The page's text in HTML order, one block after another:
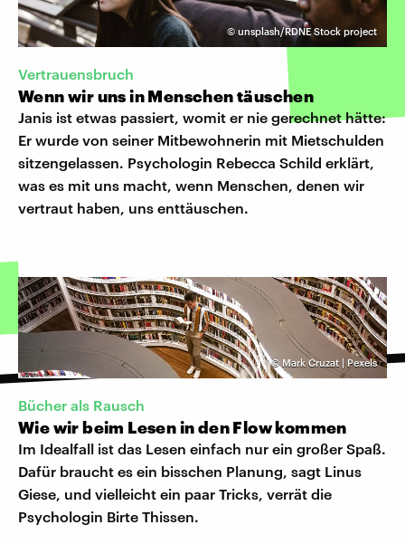
© unsplash/RDNE Stock project
Vertrauensbruch
Wenn wir uns in Menschen täuschen
Janis ist etwas passiert, womit er nie gerechnet hätte:
Er wurde von seiner Mitbewohnerin mit Mietschulden
sitzengelassen. Psychologin Rebecca Schild erklärt,
was es mit uns macht, wenn Menschen, denen wir
vertraut haben, uns enttäuschen.
© Mark Cruzat | Pexels
Bücher als Rausch
Wie wir beim Lesen in den Flow kommen
Im Idealfall ist das Lesen einfach nur ein großer Spaß.
Dafür braucht es ein bisschen Planung, sagt Linus
Giese, und vielleicht ein paar Tricks, verrät die
Psychologin Birte Thissen.